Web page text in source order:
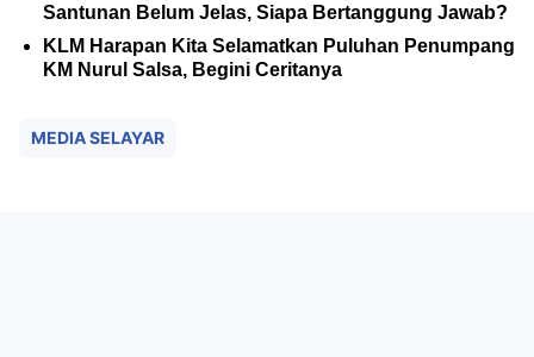
Santunan Belum Jelas, Siapa Bertanggung Jawab?
KLM Harapan Kita Selamatkan Puluhan Penumpang
KM Nurul Salsa, Begini Ceritanya
MEDIA SELAYAR